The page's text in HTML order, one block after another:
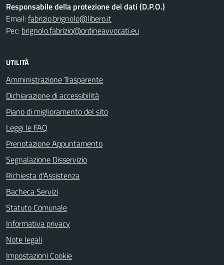
Responsabile della protezione dei dati (D.P.O.)
Email:fabrizio.brignolo@libero.it
Pec: brignolo.fabrizio@ordineavvocati.eu
UTILITÀ
Amministrazione Trasparente
Dichiarazione di accessibilità
Piano di miglioramento del sito
Leggi le FAQ
Prenotazione Appuntamento
Segnalazione Disservizio
Richiesta d'Assistenza
Bacheca Servizi
Statuto Comunale
Informativa privacy
Note legali
Impostazioni Cookie